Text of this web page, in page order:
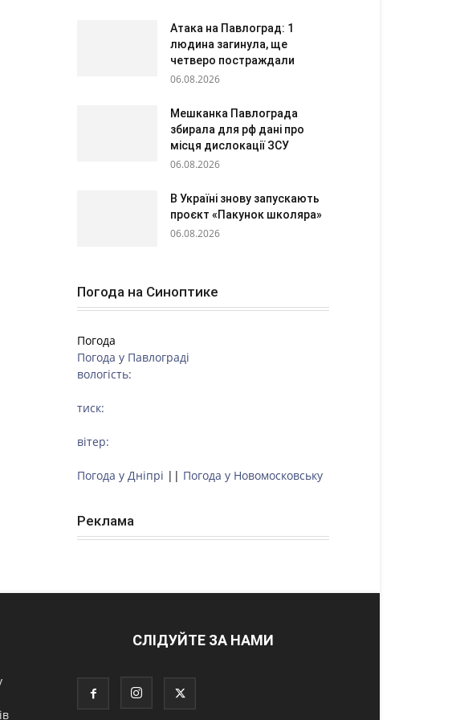
Атака на Павлоград: 1
людина загинула, ще
четверо постраждали
06.08.2026
Мешканка Павлограда
збирала для рф дані про
місця дислокації ЗСУ
06.08.2026
В Україні знову запускають
проєкт «Пакунок школяра»
06.08.2026
Погода на Синоптике
Погода
Погода у Павлограді
вологість:
тиск:
вітер:
Погода у Дніпрі || Погода у Новомосковську
Реклама
СЛІДУЙТЕ ЗА НАМИ